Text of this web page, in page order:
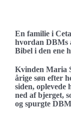
En familie i
hvordan DBMs
Bibel i den ene
Kvinden Maria
årige søn efter
siden, oplevede
ned af bjerget,
og spurgte